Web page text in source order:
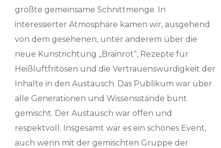
größte gemeinsame Schnittmenge. In
interessierter Atmosphäre kamen wir, ausgehend
von dem gesehenen, unter anderem über die
neue Kunstrichtung „Brainrot“, Rezepte für
Heißluftfritösen und die Vertrauenswürdigkeit der
Inhalte in den Austausch. Das Publikum war über
alle Generationen und Wissensstände bunt
gemischt. Der Austausch war offen und
respektvoll. Insgesamt war es ein schönes Event,
auch wenn mit der gemischten Gruppe der